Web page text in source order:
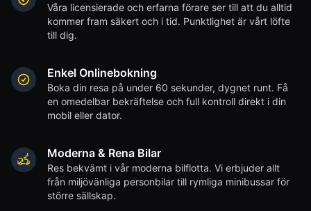
Våra licensierade och erfarna förare ser till att du alltid
kommer fram säkert och i tid. Punktlighet är vårt löfte
till dig.
Enkel Onlinebokning
Boka din resa på under 60 sekunder, dygnet runt. Få
en omedelbar bekräftelse och full kontroll direkt i din
mobil eller dator.
Moderna & Rena Bilar
Res bekvämt i vår moderna bilflotta. Vi erbjuder allt
från miljövänliga personbilar till rymliga minibussar för
större sällskap.